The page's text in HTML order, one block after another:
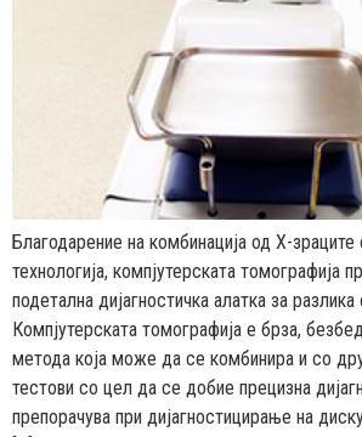
Благодарение на комбинација од Х-зраците
технологија, компјутерската томографија
подетална дијагностичка алатка за
Компјутерската томографија е брза,
метода која може да се комбинира и со
тестови со цел да се добие прецизна
препорачува при дијагностицирање на